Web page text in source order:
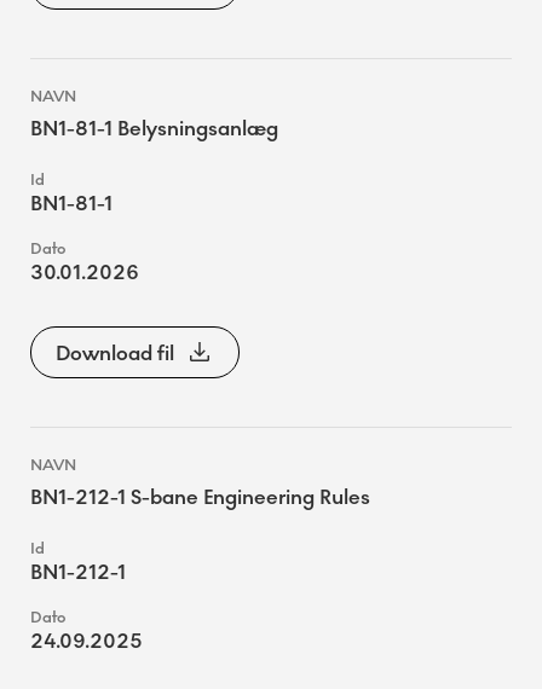
BN1-81-1 Belysningsanlæg
BN1-81-1
30.01.2026
Download fil
BN1-212-1 S-bane Engineering Rules
BN1-212-1
24.09.2025